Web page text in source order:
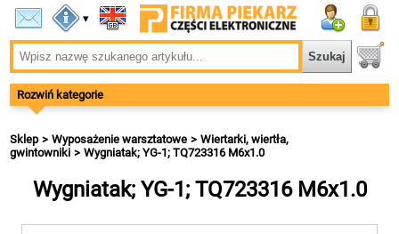
▾
Rozwiń kategorie
Sklep Wyposażenie warsztatowe
Wiertarki, wiertła,
gwintowniki
Wygniatak; YG-1; TQ723316 M6x1.0
Wygniatak; YG-1; TQ723316 M6x1.0